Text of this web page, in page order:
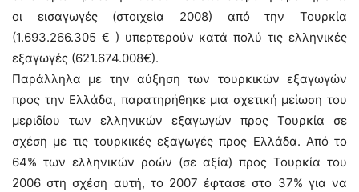
οι εισαγωγές (στοιχεία 2008) από την Τουρκία
(1.693.266.305 € ) υπερτερούν κατά πολύ τις ελληνικές
εξαγωγές (621.674.008€).
Παράλληλα με την αύξηση των τουρκικών εξαγωγών
προς την Ελλάδα, παρατηρήθηκε μια σχετική μείωση του
μεριδίου των ελληνικών εξαγωγών προς Τουρκία σε
σχέση με τις τουρκικές εξαγωγές προς Ελλάδα. Από το
64% των ελληνικών ροών (σε αξία) προς Τουρκία του
2006 στη σχέση αυτή, το 2007 έφτασε στο 37% για να